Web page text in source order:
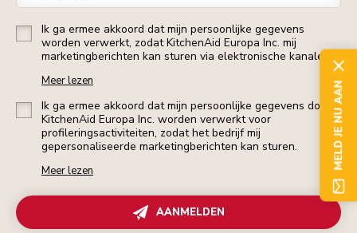
Ik ga ermee akkoord dat mijn persoonlijke gegevens
worden verwerkt, zodat KitchenAid Europa Inc. mij
marketingberichten kan sturen via elektronische kanalen.
Meer lezen
Ik ga ermee akkoord dat mijn persoonlijke gegevens door
KitchenAid Europa Inc. worden verwerkt voor
profileringsactiviteiten, zodat het bedrijf mij
gepersonaliseerde marketingberichten kan sturen.
Meer lezen
AANMELDEN
MELD JE NU AAN